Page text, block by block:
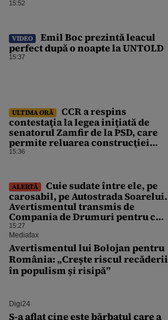
15:52
VIDEO
Emil Boc prezintă leacul
perfect după o noapte la UNTOLD
15:37
ULTIMA ORĂ
CCR a respins
contestaţia la legea iniţiată de
senatorul Zamfir de la PSD, care
permite reluarea construcţiei
hidrocentralelor din zonele
15:36
ALERTĂ
Cuie sudate între ele, pe
carosabil, pe Autostrada Soarelui.
Avertismentul transmis de
Compania de Drumuri pentru cei
care tranzitează A2
15:27
Mediafax
Avertismentul lui Bolojan pentru
România: „Crește riscul recăderii
în populism și risipă”
Digi24
S-a aflat cine este bărbatul care a